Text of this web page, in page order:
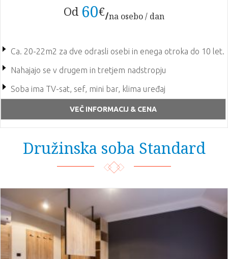
Od 60€ na osebo / dan
Ca. 20-22m2 za dve odrasli osebi in enega otroka do 10 let.
Nahajajo se v drugem in tretjem nadstropju
Soba ima TV-sat, sef, mini bar, klima uređaj
VEČ INFORMACIJ & CENA
Družinska soba Standard